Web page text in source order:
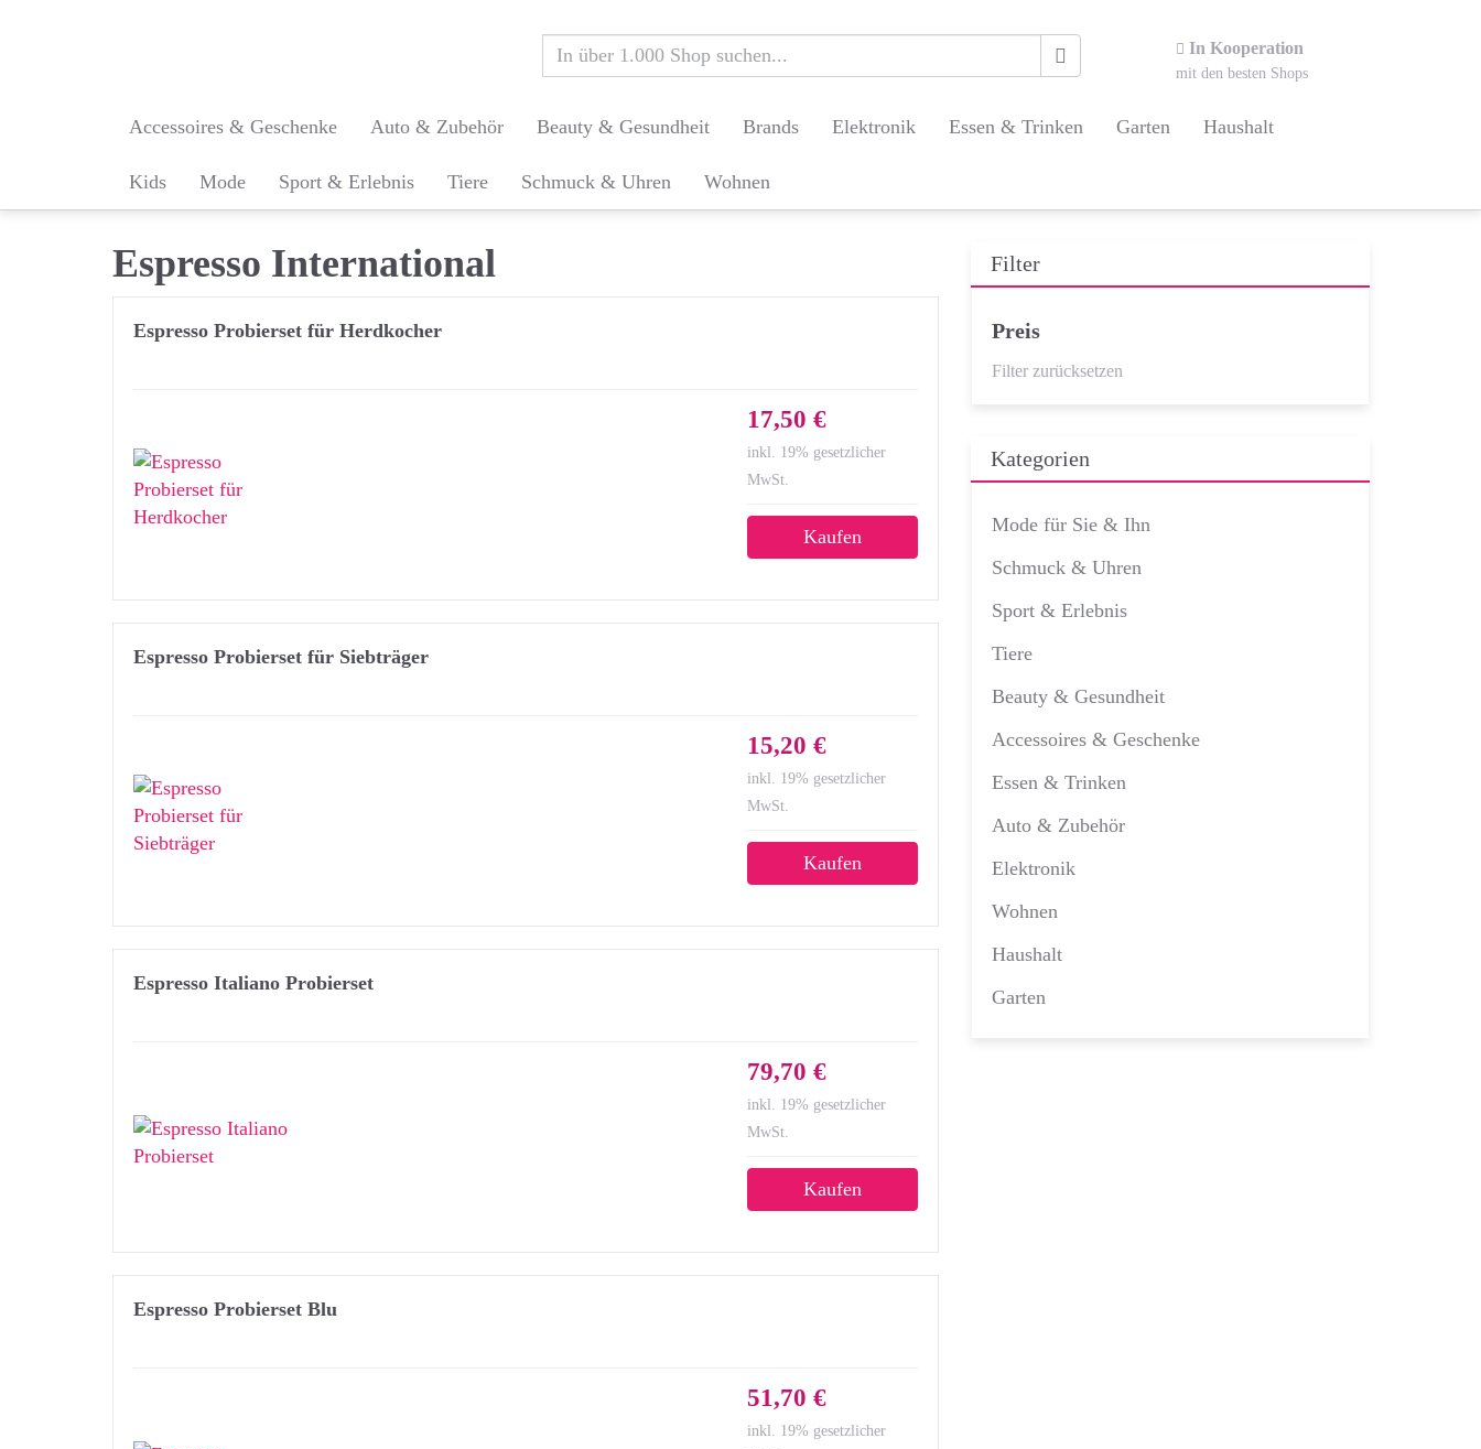
In Kooperation
mit den besten Shops
Accessoires & Geschenke Auto & Zubehör Beauty & Gesundheit Brands Elektronik Essen & Trinken Garten Haushalt
Kids Mode Sport & Erlebnis Tiere Schmuck & Uhren Wohnen
Espresso International
Espresso Probierset für Herdkocher
17,50 €
inkl. 19% gesetzlicher
MwSt.
Kaufen
Espresso Probierset für Siebträger
15,20 €
inkl. 19% gesetzlicher
MwSt.
Kaufen
Espresso Italiano Probierset
79,70 €
inkl. 19% gesetzlicher
MwSt.
Kaufen
Espresso Probierset Blu
51,70 €
inkl. 19% gesetzlicher
Filter
Preis
Filter zurücksetzen
Kategorien
Mode für Sie & Ihn
Schmuck & Uhren
Sport & Erlebnis
Tiere
Beauty & Gesundheit
Accessoires & Geschenke
Essen & Trinken
Auto & Zubehör
Elektronik
Wohnen
Haushalt
Garten